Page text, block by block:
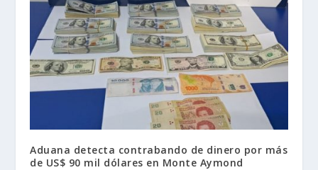
Aduana detecta contrabando de dinero por más
de US$ 90 mil dólares en Monte Aymond